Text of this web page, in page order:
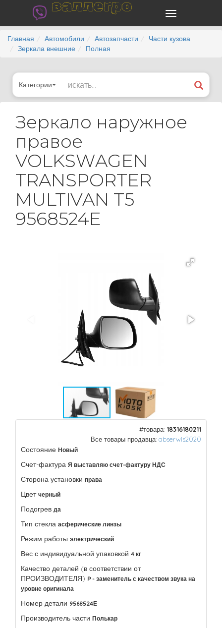
валлегро
Главная Автомобили Автозапчасти
Части кузова
Зеркала внешние
Полная
Категории
Зеркало наружное
правое
VOLKSWAGEN
TRANSPORTER
MULTIVAN T5
9568524E
#товара: 18316180211
Все товары продавца: abserwis2020
Состояние Новый
Счет-фактура Я выставляю счет-фактуру НДС
Сторона установки права
Цвет черный
Подогрев да
Тип стекла асферические линзы
Режим работы электрический
Вес с индивидуальной упаковкой 4 кг
Качество деталей (в соответствии от
ПРОИЗВОДИТЕЛЯ) P - заменитель с качеством звука на
уровне оригинала
Номер детали 9568524Е
Производитель части Полькар